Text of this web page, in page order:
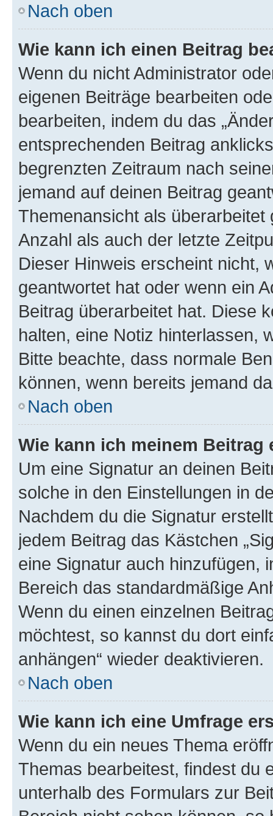
Nach oben
Wie kann ich einen Beitrag
Wenn du nicht Administrator
eigenen Beiträge bearbeiten
bearbeiten, indem du das
entsprechenden Beitrag
begrenzten Zeitraum nach
jemand auf deinen Beitrag
Themenansicht als
Anzahl als auch der letzte
Dieser Hinweis erscheint nicht,
geantwortet hat oder wenn ein
Beitrag überarbeitet hat. Diese
halten, eine Notiz hinterlassen,
Bitte beachte, dass normale
können, wenn bereits jemand
Nach oben
Wie kann ich meinem
Um eine Signatur an deinen
solche in den Einstellungen in
Nachdem du die Signatur
jedem Beitrag das Kästchen
eine Signatur auch hinzufügen,
Bereich das standardmäßige
Wenn du einen einzelnen
möchtest, so kannst du dort
anhängen“ wieder deaktivieren.
Nach oben
Wie kann ich eine Umfrage
Wenn du ein neues Thema
Themas bearbeitest, findest du
unterhalb des Formulars zur